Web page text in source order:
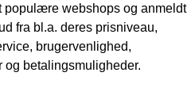
populære webshops og anmeldt
fra bl.a. deres prisniveau,
brugervenlighed,
og betalingsmuligheder.